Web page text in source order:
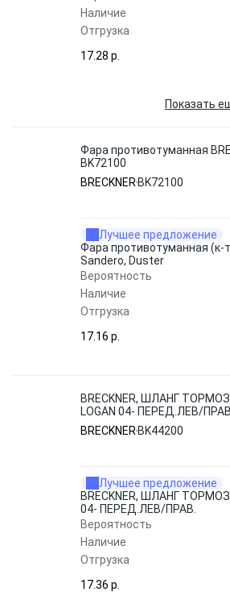
Наличие
Отгрузка
17.28 p.
Показать
Фара противотуманная
BK72100
BRECKNER BK72100
Лучшее предложение
Фара противотуманная (к-
Sandero, Duster
Вероятность
Наличие
Отгрузка
17.16 p.
BRECKNER, ШЛАНГ
LOGAN 04- ПЕРЕД.ЛЕВ/
BRECKNER BK44200
Лучшее предложение
BRECKNER, ШЛАНГ
04- ПЕРЕД.ЛЕВ/ПРАВ.
Вероятность
Наличие
Отгрузка
17.36 p.